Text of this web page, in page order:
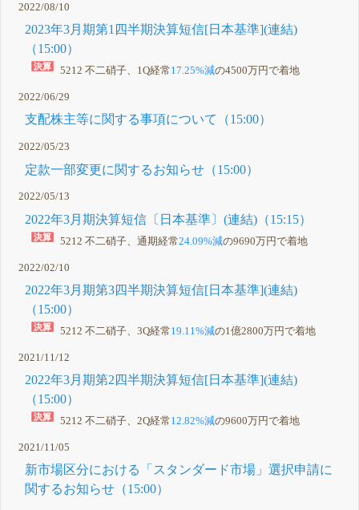
2022/08/10
2023年3月期第1四半期決算短信[日本基準](連結)
（15:00）
5212 不二硝子、1Q経常17.25%減の4500万円で着地
2022/06/29
支配株主等に関する事項について（15:00）
2022/05/23
定款一部変更に関するお知らせ（15:00）
2022/05/13
2022年3月期決算短信〔日本基準〕(連結)（15:15）
5212 不二硝子、通期経常24.09%減の9690万円で着地
2022/02/10
2022年3月期第3四半期決算短信[日本基準](連結)
（15:00）
5212 不二硝子、3Q経常19.11%減の1億2800万円で着地
2021/11/12
2022年3月期第2四半期決算短信[日本基準](連結)
（15:00）
5212 不二硝子、2Q経常12.82%減の9600万円で着地
2021/11/05
新市場区分における「スタンダード市場」選択申請に
関するお知らせ（15:00）